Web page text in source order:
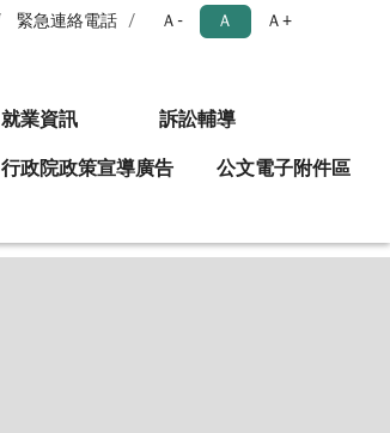
緊急連絡電話 Ａ- Ａ Ａ+
就業資訊 訴訟輔導
行政院政策宣導廣告 公文電子附件區